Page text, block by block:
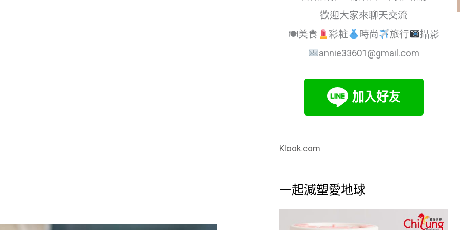
歡迎大家來聊天交流
🍽美食
彩粧 時尚 旅行
攝影
annie33601@gmail.com
Klook.com
一起減塑愛地球